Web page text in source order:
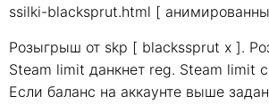
ssilki-blacksprut.html [
Розыгрыш от skp [ blackssprut х ].
Steam limit данкнет reg. Steam limit
Если баланс на аккаунте выше